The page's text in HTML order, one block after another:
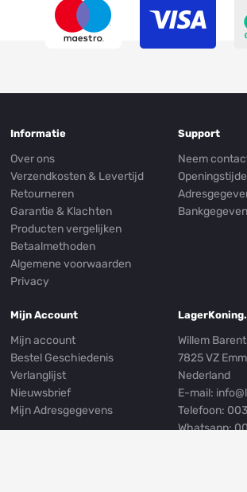
Informatie
Over ons
Verzendkosten & Levertijd
Retourneren
Garantie & Klachten
Producten vergelijken
Betaalmethoden
Algemene voorwaarden
Privacy
Support
Neem
Mijn Account
Mijn account
Bestel Geschiedenis
Verlanglijst
Nieuwsbrief
Mijn Adresgegevens
Willem
7825 VZ
Nederland
E-mail:
Telefoon:
Whatsapp: